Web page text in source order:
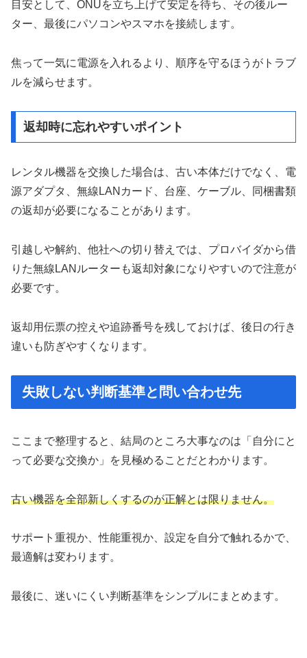
目安として、ONUを立ち上げて安定を待ち、その後ルー
ター、最後にパソコンやスマホを接続します。
焦って一気に電源を入れるより、順序を守るほうがトラブ
ルを減らせます。
返却時に忘れやすいポイント
レンタル機器を交換した場合は、古い本体だけでなく、電
源アダプタ、無線LANカード、台座、ケーブル、同梱書類
の返却が必要になることがあります。
引越しや解約、他社への切り替えでは、プロバイダから借
りた無線LANルーターも返却対象になりやすいので注意が
必要です。
返却用伝票の控えや追跡番号を残しておけば、後日の行き
違いも防ぎやすくなります。
失敗しない判断基準と問い合わせ先
ここまで整理すると、結局のところ大事なのは「自分にと
って必要な交換か」を見極めることだとわかります。
古い機器を全部新しくするのが正解とは限りません。
サポート重視か、性能重視か、設定を自分で触れるかで、
最適解は変わります。
最後に、迷いにくい判断基準をシンプルにまとめます。